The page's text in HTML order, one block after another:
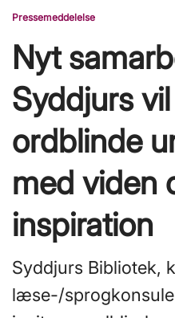
Pressemeddelelse
Nyt
Syddjurs
ordblinde
med viden
inspiration
Syddjurs Bibliotek,
læse-/